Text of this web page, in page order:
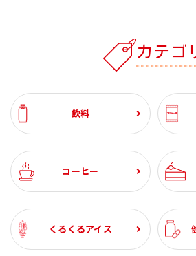
カテゴ
飲料
コーヒー
くるくるアイス